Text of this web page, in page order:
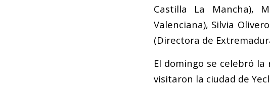
Castilla La Mancha),
Valenciana), Silvia
(Directora de
El domingo se celebró
visitaron la ciudad de